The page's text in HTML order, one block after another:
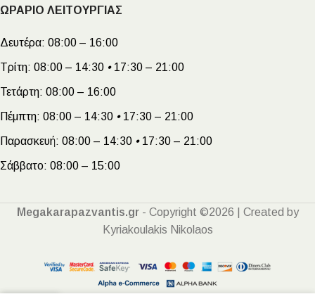
ΩΡΑΡΙΟ ΛΕΙΤΟΥΡΓΙΑΣ
Δευτέρα: 08:00 – 16:00
Τρίτη: 08:00 – 14:30 •17:30 – 21:00
Τετάρτη: 08:00 – 16:00
Πέμπτη: 08:00 – 14:30 •17:30 – 21:00
Παρασκευή: 08:00 – 14:30 •17:30 – 21:00
Σάββατο: 08:00 – 15:00
Megakarapazvantis.gr- Copyright ©2026 | Created by
Kyriakoulakis Nikolaos